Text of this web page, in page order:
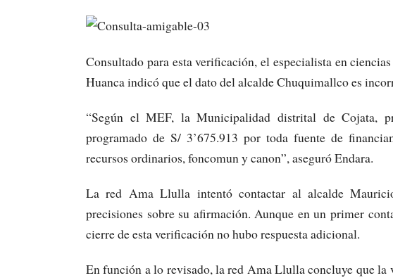
Consultado para esta verificación, el especialista en
Huanca indicó que el dato del alcalde Chuquimallco es
“Según el MEF, la Municipalidad distrital de Cojata,
programado de S/ 3’675.913 por toda fuente de
recursos ordinarios, foncomun y canon”, aseguró Endara.
La red Ama Llulla intentó contactar al alcalde
precisiones sobre su afirmación. Aunque en un primer
cierre de esta verificación no hubo respuesta adicional.
En función a lo revisado, la red Ama Llulla concluye que